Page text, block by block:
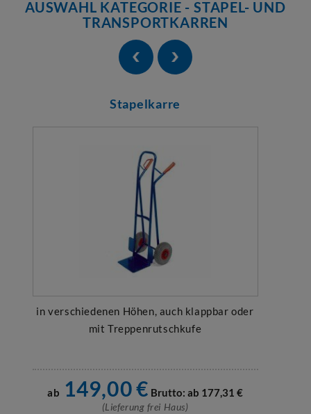
AUSWAHL KATEGORIE - STAPEL- UND
TRANSPORTKARREN
Stapelkarre
in verschiedenen Höhen, auch klappbar oder
mit Treppenrutschkufe
ab 149,00€ Brutto: ab 177,31 €
(Lieferung frei Haus)